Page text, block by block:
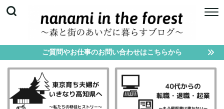
ご質問やお仕事のお問い合わせはこちらから